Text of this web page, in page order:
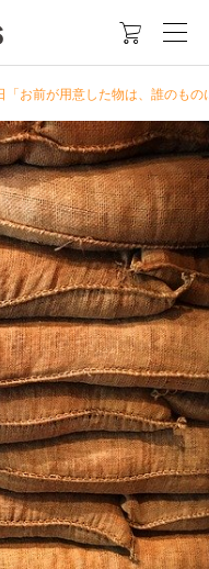

「お前が用意した物は、誰のもの